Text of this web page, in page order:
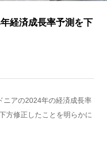
経済成長率予測を下
ニアの2024年の経済成長率
方修正したことを明らかに